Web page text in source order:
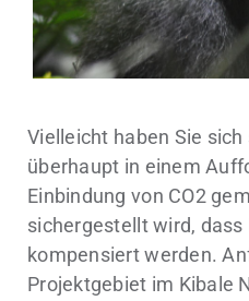
Vielleicht haben Sie
überhaupt in einem
Einbindung von CO2
sichergestellt wird,
kompensiert werden.
Projektgebiet im Kibale